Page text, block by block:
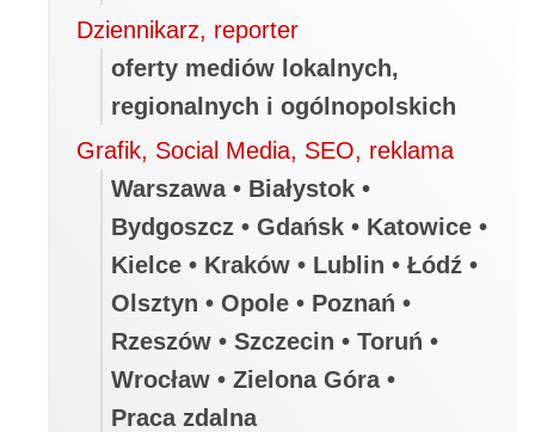
Dziennikarz, reporter
oferty mediów lokalnych,
regionalnych i ogólnopolskich
Grafik, Social Media, SEO, reklama
Warszawa • Białystok •
Bydgoszcz • Gdańsk • Katowice •
Kielce • Kraków • Lublin • Łódź •
Olsztyn • Opole • Poznań •
Rzeszów • Szczecin • Toruń •
Wrocław • Zielona Góra •
Praca zdalna